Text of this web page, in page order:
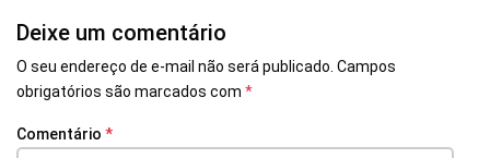
Deixe um comentário
O seu endereço de e-mail não será publicado. Campos
obrigatórios são marcados com *
Comentário *